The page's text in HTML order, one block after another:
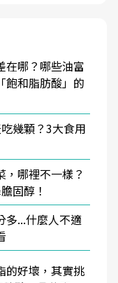
在哪？哪些油富
飽和脂肪酸」的
幾顆？3大食用
哪裡不一樣？
固醇！
多...什麼人不適
的好壞，其實挑